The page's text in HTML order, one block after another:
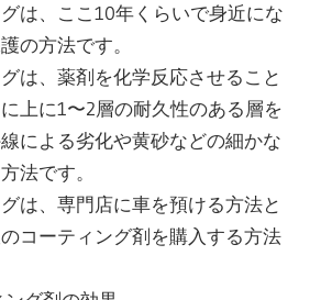
は、ここ10年くらいで身近にな
の方法です。
は、薬剤を化学反応させること
上に1〜2層の耐久性のある層を
による劣化や黄砂などの細かな
法です。
は、専門店に車を預ける方法と
コーティング剤を購入する方法